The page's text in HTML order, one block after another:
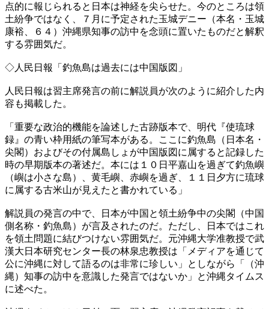
点的に報じられると日本は神経を尖らせた。今のところは領
土紛争ではなく、７月に予定された玉城デニー（本名・玉城
康裕、６４）沖縄県知事の訪中を念頭に置いたものだと解釈
する雰囲気だ。
◇人民日報「釣魚島は過去には中国版図」
人民日報は習主席発言の前に解説員が次のように紹介した内
容も掲載した。
「重要な政治的機能を論述した古跡版本で、明代『使琉球
録』の青い枠用紙の筆写本がある。ここに釣魚島（日本名・
尖閣）およびその付属島しょが中国版図に属すると記録した
時の早期版本の著述だ。本には１０日平嘉山を過ぎて釣魚嶼
（嶼は小さな島）、黄毛嶼、赤嶼を過ぎ、１１日夕方に琉球
に属する古米山が見えたと書かれている」
解説員の発言の中で、日本が中国と領土紛争中の尖閣（中国
側名称・釣魚島）が言及されたのだ。ただし、日本ではこれ
を領土問題に結びつけない雰囲気だ。元沖縄大学准教授で武
漢大日本研究センター長の林泉忠教授は「メディアを通じて
公に沖縄に対して語るのは非常に珍しい」としながら「（沖
縄）知事の訪中を意識した発言ではないか」と沖縄タイムス
に述べた。